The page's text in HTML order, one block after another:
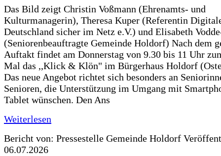
Das Bild zeigt Christin Voßmann (Ehrenamts- und
Kulturmanagerin), Theresa Kuper (Referentin
Deutschland sicher im Netz e.V.) und Elisabeth
(Seniorenbeauftragte Gemeinde Holdorf) Nach dem
Auftakt findet am Donnerstag von 9.30 bis 11 Uhr
Mal das ,,Klick & Klön" im Bürgerhaus Holdorf
Das neue Angebot richtet sich besonders an
Senioren, die Unterstützung im Umgang mit
Tablet wünschen. Den Ans
Weiterlesen
Bericht von: Pressestelle Gemeinde Holdorf
06.07.2026